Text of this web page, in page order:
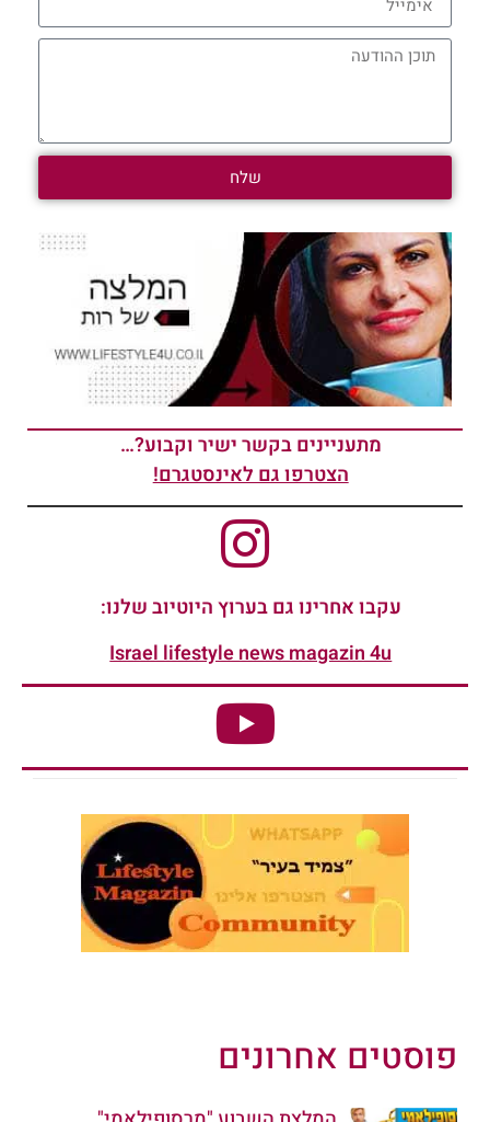
שלח
מתעניינים בקשר ישיר וקבוע?…
הצטרפו גם לאינסטגרם!
עקבו אחרינו גם בערוץ היוטיוב שלנו:
Israel lifestyle news magazin 4u
פוסטים אחרונים